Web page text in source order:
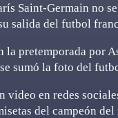
Saint-Germain no
salida del futbol
la pretemporada por
sumó la foto del
video en redes
del campeón